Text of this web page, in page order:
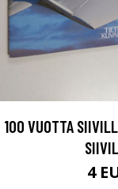
100 VUOTTA
4